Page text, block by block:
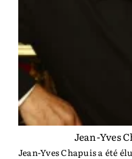
Jean-Yves
Jean-Yves Chapuis a été